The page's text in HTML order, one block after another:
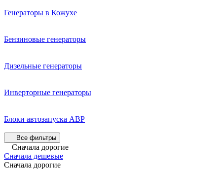
Генераторы в Кожухе
Бензиновые генераторы
Дизельные генераторы
Инверторные генераторы
Блоки автозапуска АВР
Все фильтры
Сначала дорогие
Сначала дешевые
Сначала дорогие